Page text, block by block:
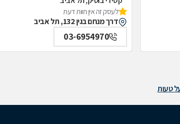
לעסק זה אין חוות דעת
דרך מנחם בגין 132, תל אביב
03-6954970
טעות